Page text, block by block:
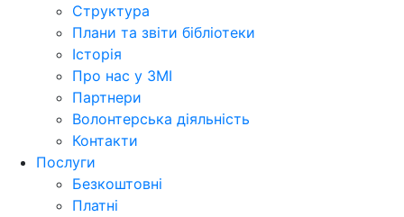
Структура
Плани та звіти бібліотеки
Історія
Про нас у ЗМІ
Партнери
Волонтерська діяльність
Контакти
Послуги
Безкоштовні
Платні